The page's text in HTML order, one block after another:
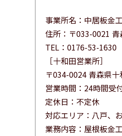
事業所名：中居板金
住所：〒033-0021
TEL：0176-53-1630
［十和田営業所］
〒034-0024 青森県
営業時間：24時間受
定休日：不定休
対応エリア：八戸、
業務内容：屋根板金